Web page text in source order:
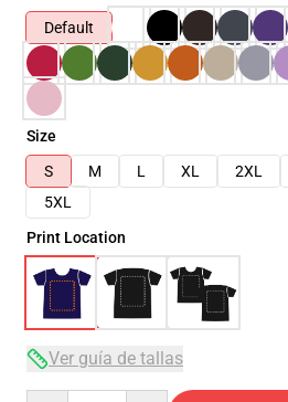
Default
Size
S
M L XL 2XL
5XL
Print Location
Ver guía de tallas